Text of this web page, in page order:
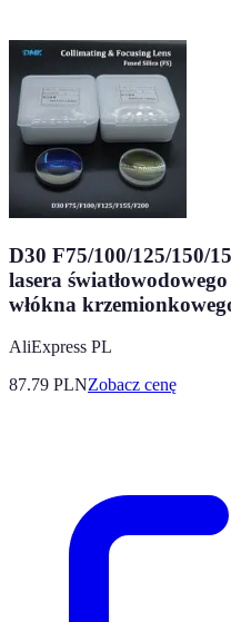
D30 F75/100/125/150/
lasera
włókna
AliExpress PL
87.79 PLNZobacz cenę